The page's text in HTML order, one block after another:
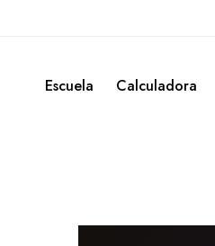
Escuela Calculadora